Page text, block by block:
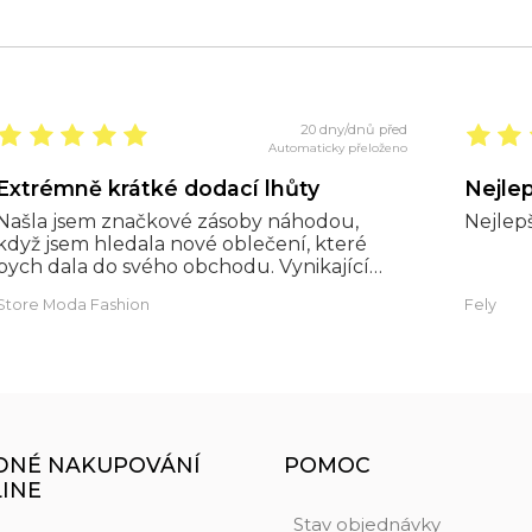
20 dny/dnů před
Automaticky přeloženo
krátké dodací lhůty
jsem značkové zásoby náhodou,
když jsem hledala nové oblečení, které
dala do svého obchodu. Vynikající
krátké dodací lhůty
Moda Fashion Fely
NAKUPOVÁNÍ
POMOC
Stav objednávky